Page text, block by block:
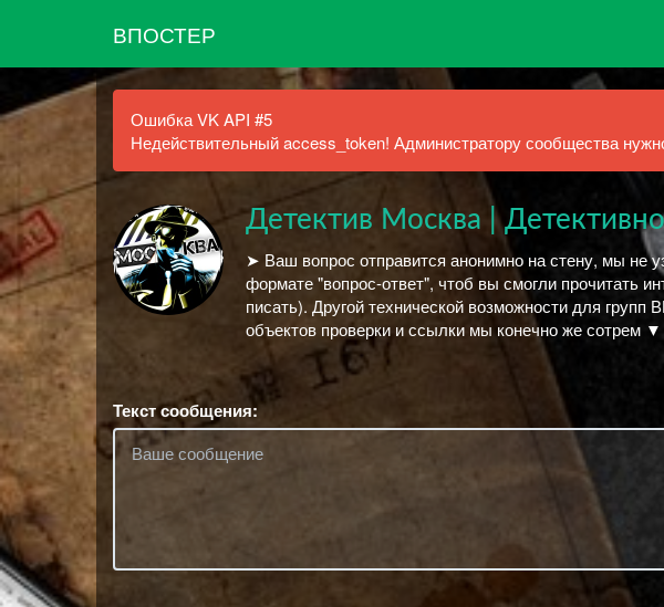
ВПОСТЕР
Ошибка VK API #5
Недействительный access_token! Администратору сообщества
Детектив Москва |
➤ Ваш вопрос отправится анонимно на стену, мы не
формате "вопрос-ответ", чтоб вы смогли прочитать
писать). Другой технической возможности для
объектов проверки и ссылки мы конечно же сотрем
Текст сообщения: